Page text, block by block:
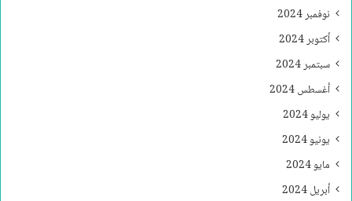
نوفمبر 2024
أكتوبر 2024
سبتمبر 2024
أغسطس 2024
يوليو 2024
يونيو 2024
مايو 2024
أبريل 2024